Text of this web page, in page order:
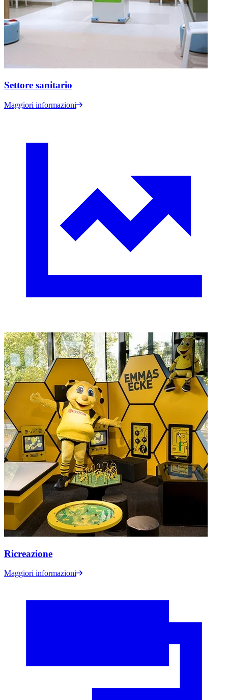
Settore sanitario
Maggiori informazioni
Ricreazione
Maggiori informazioni